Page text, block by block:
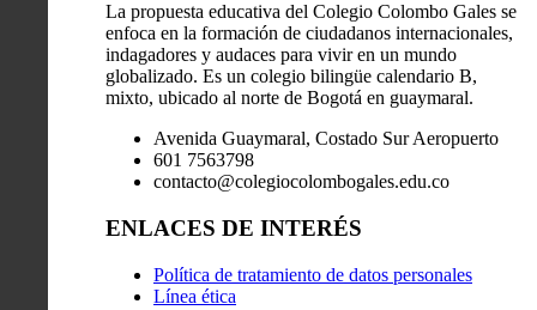
La propuesta educativa del Colegio Colombo Gales se
enfoca en la formación de ciudadanos internacionales,
indagadores y audaces para vivir en un mundo
globalizado. Es un colegio bilingüe calendario B,
mixto, ubicado al norte de Bogotá en guaymaral.
Avenida Guaymaral, Costado Sur Aeropuerto
601 7563798
contacto@colegiocolombogales.edu.co
ENLACES DE INTERÉS
Política de tratamiento de datos personales
Línea ética